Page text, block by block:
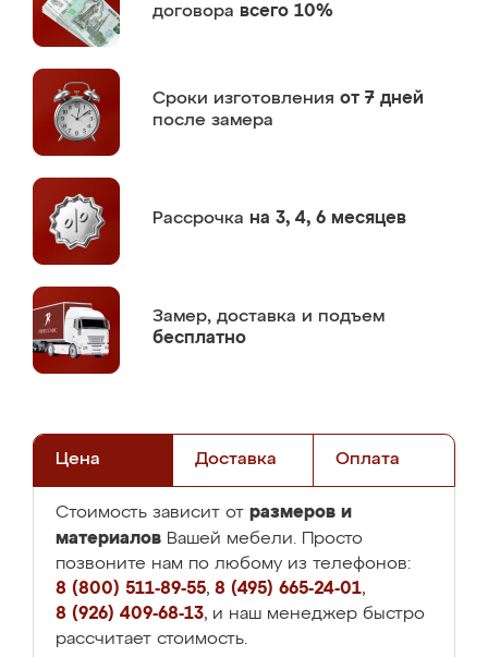
договора всего 10%
Сроки изготовления от 7 дней
после замера
Рассрочка на 3, 4, 6 месяцев
Замер, доставка и подъем
бесплатно
Цена Доставка Оплата
Стоимость зависит от размеров и
материалов Вашей мебели. Просто
позвоните нам по любому из телефонов:
8 (800) 511-89-55, 8 (495) 665-24-01,
8 (926) 409-68-13, и наш менеджер быстро
рассчитает стоимость.